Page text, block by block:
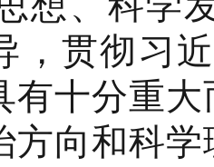
，贯彻习
有十分重
方向和科